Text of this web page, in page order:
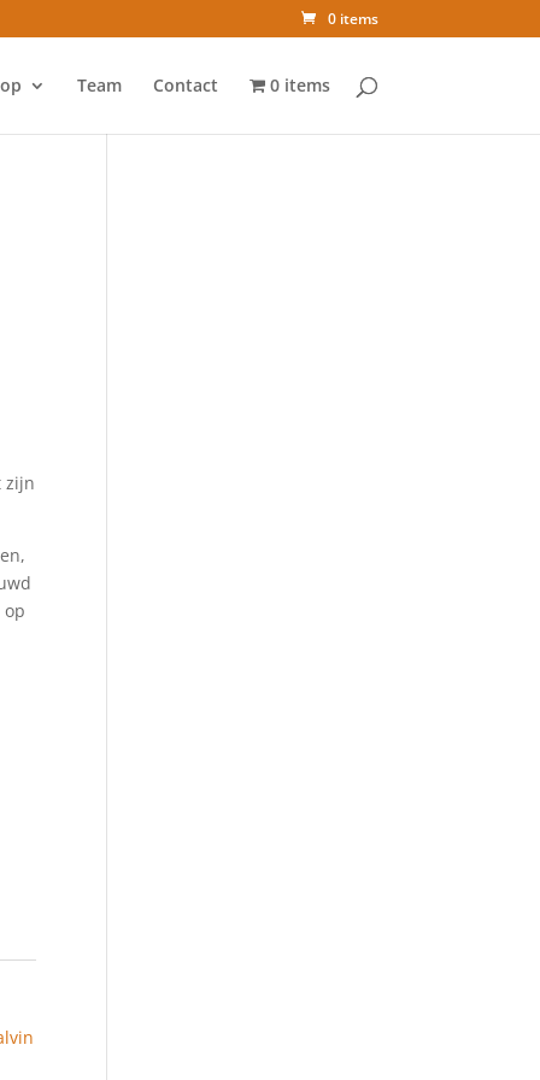
0 items
Team Contact 0 items
zijn